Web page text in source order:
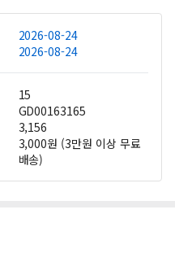
2026-08-24
2026-08-24
15
GD00163165
3,156
3,000원 (3만원 이상 무료
배송)